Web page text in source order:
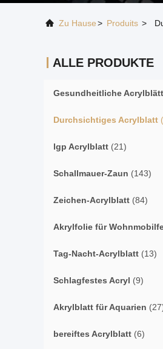
Zu Hause> Produits >
ALLE PRODUKTE
Gesundheitliche
Durchsichtiges Acrylblatt
lgp Acrylblatt (21)
Schallmauer-Zaun (143)
Zeichen-Acrylblatt (84)
Akrylfolie für
Tag-Nacht-Acrylblatt (13)
Schlagfestes Acryl (9)
Akrylblatt für Aquarien
bereiftes Acrylblatt (6)